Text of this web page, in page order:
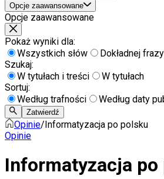
Opcje zaawansowane
Opcje zaawansowane
Pokaż wyniki dla:
Wszystkich słów
Dokładnej frazy
Szukaj:
W tytułach i treści
W tytułach
Sortuj:
Według trafności
Według daty
Zatwierdź
Opinie/Informatyzacja po polsku
Opinie
Informatyzacja po